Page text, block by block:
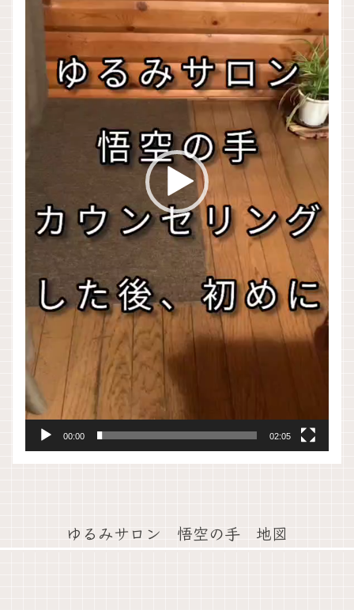
00:00 02:05
ゆるみサロン 悟空の手 地図